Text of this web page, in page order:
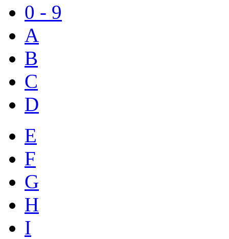
0 - 9
A
B
C
D
E
F
G
H
I